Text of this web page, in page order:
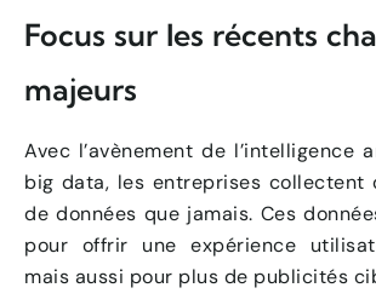
Focus sur les récents
majeurs
Avec l’avènement de l’intelligence
big data, les entreprises collectent
de données que jamais. Ces
pour offrir une expérience
mais aussi pour plus de publicités